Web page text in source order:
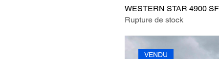
WESTERN STAR 4900
Rupture de stock
VENDU